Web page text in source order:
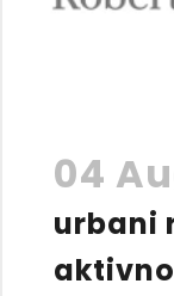
04
urbani